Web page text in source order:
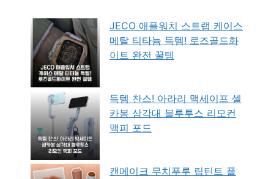
JECO 애플워치 스트랩 케이스
메탈 티타늄 득템! 로즈골드화
이트 완전 꿀템
득템 찬스! 아라리 맥세이프 셀
카봉 삼각대 블루투스 리모컨
맥피 포드
캔메이크 무치푸루 립틴트 플